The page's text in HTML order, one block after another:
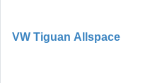
VW Tiguan Allspace